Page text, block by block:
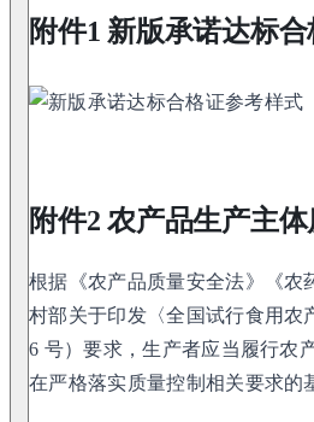
附件1 新版承诺达标
附件2 农产品生产主
根据《农产品质量安全法》《农
村部关于印发〈全国试行食用农
6 号）要求，生产者应当履行农
在严格落实质量控制相关要求的